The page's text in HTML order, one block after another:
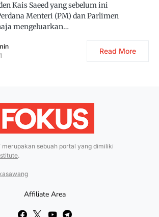
Kais Saeed yang sebelum ini
Menteri (PM) dan Parlimen
mengeluarkan…
Read More
merupakan sebuah portal yang dimiliki
.
Affiliate Area